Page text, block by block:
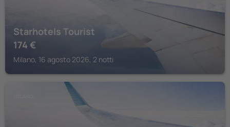
Starhotels Tourist
174 €
Milano, 16 agosto 2026, 2 notti